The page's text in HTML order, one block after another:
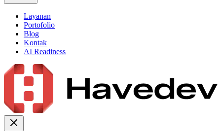
Layanan
Portofolio
Blog
Kontak
AI Readiness